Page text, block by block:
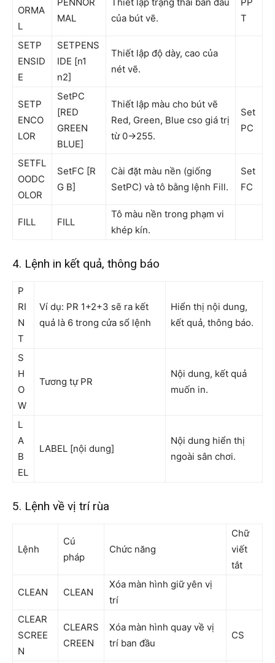
ORMA
L
MAL
của bút vẽ.
T
SETP
ENSID
E
SETPENS
IDE [n1
n2]
Thiết lập độ dày, cao của
nét vẽ.
SETP
ENCO
LOR
SetPC
[RED
GREEN
BLUE]
Thiết lập màu cho bút vẽ
Red, Green, Blue cso giá trị
từ 0->255.
Set
PC
SETFL
OODC
OLOR
SetFC [R
G B]
Cài đặt màu nền (giống
SetPC) và tô bằng lệnh Fill.
Set
FC
FILL FILL
Tô màu nền trong phạm vi
khép kín.
4. Lệnh in kết quả, thông báo
P
RI
N
T
Ví dụ: PR 1+2+3 sẽ ra kết
quả là 6 trong cửa sổ lệnh
Hiển thị nội dung,
kết quả, thông báo.
S
H
O
W
Tương tự PR
Nội dung, kết quả
muốn in.
L
A
B
EL
LABEL [nội dung]
Nội dung hiển thị
ngoài sân chơi.
5. Lệnh về vị trí rùa
Lệnh
Cú
pháp
Chức năng
Chữ
viết
tắt
CLEAN CLEAN
Xóa màn hình giữ yên vị
trí
CLEAR
SCREE
N
CLEARS
CREEN
Xóa màn hình quay về vị
trí ban đầu
CS